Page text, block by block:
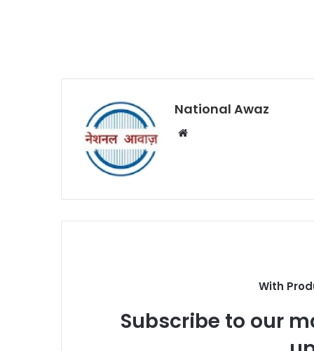
National Awaz
i
With
Subscribe to our